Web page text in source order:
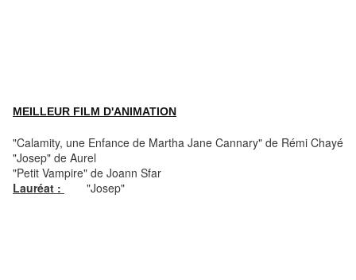
MEILLEUR FILM D'ANIMATION
"Calamity, une Enfance de Martha Jane Cannary" de Rémi Chayé
"Josep" de Aurel
"Petit Vampire" de Joann Sfar
Lauréat :
"Josep"